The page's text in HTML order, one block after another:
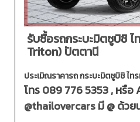
รับซื้อรถกระบะมิตซูบิชิ
Triton) ปัตตานี
ประเมิณราคารถ กระบะมิตซูบิชิ ไ
โทร089 776 5353, หรือ
@thailovercarsมี @ ด้วย